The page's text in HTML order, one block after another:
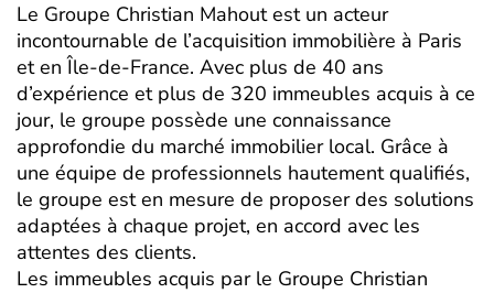
Le Groupe Christian Mahout est un acteur
incontournable de l’acquisition immobilière à Paris
et en Île-de-France. Avec plus de 40 ans
d’expérience et plus de 320 immeubles acquis à ce
jour, le groupe possède une connaissance
approfondie du marché immobilier local. Grâce à
une équipe de professionnels hautement qualifiés,
le groupe est en mesure de proposer des solutions
adaptées à chaque projet, en accord avec les
attentes des clients.
Les immeubles acquis par le Groupe Christian